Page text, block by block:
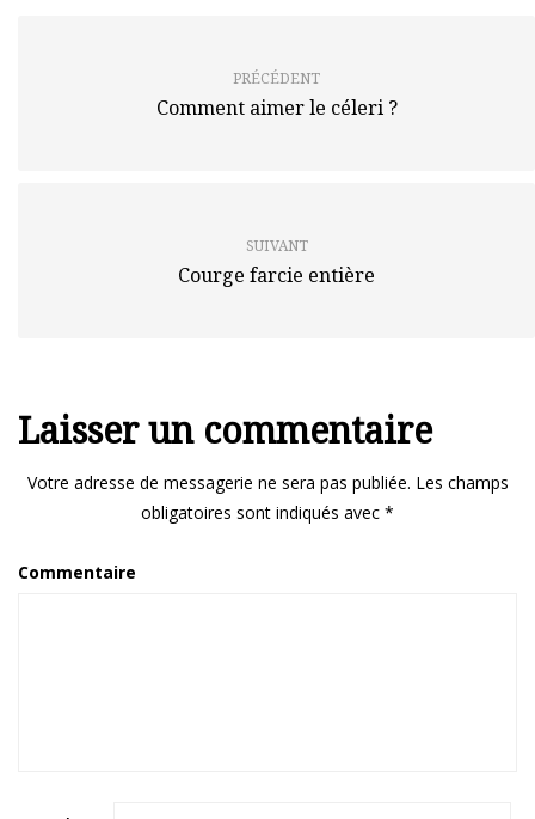
PRÉCÉDENT
Comment aimer le céleri ?
SUIVANT
Courge farcie entière
Laisser un commentaire
Votre adresse de messagerie ne sera pas publiée. Les champs
obligatoires sont indiqués avec *
Commentaire